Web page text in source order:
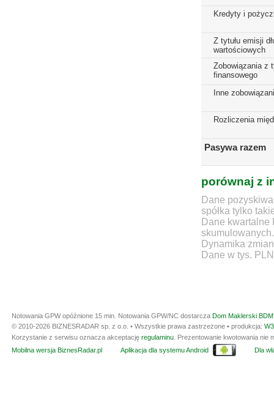
Kredyty i
Z tytułu emisji
wartościowych
Zobowiązania z
finansowego
Inne
Rozliczenia
Pasywa razem
porównaj z
Dane
spółka tylko
Dane
skumulowanych.
Dynamika
Dane w tys. PLN
Notowania GPW opóźnione 15 min. Notowania GPW/NC dostarcza Dom Maklerski
© 2010-2026 BIZNESRADAR sp. z o.o. • Wszystkie prawa zastrzeżone • produkcja:
Korzystanie z serwisu oznacza akceptację regulaminu . Prezentowanie kwotowania
Mobilna wersja BiznesRadar.pl
Aplikacja dla systemu Android Dla